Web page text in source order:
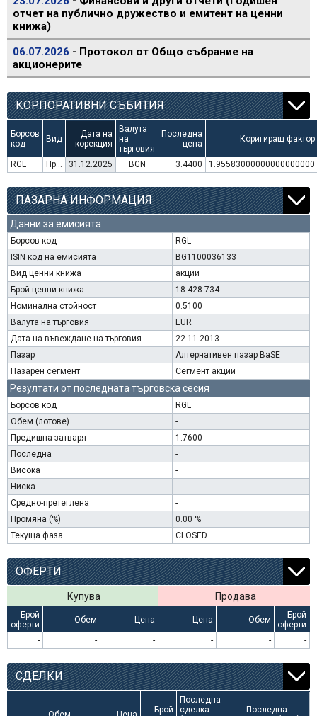
отчет на публично дружество и емитент на ценни
книжа)
06.07.2026 - Протокол от Общо събрание на
акционерите
КОРПОРАТИВНИ СЪБИТИЯ
Борсов
код
Вид
Дата на
корекция
Валута
на
търговия
Последна
цена
Коригиращ фактор
RGL Преминаване към търговия в Евро 31.12.2025 BGN 3.4400 1.95583000000000000000
ПАЗАРНА ИНФОРМАЦИЯ
Данни за емисията
Борсов код
RGL
ISIN код на емисията
BG1100036133
Вид ценни книжа
акции
Брой ценни книжа
18 428 734
Номинална стойност
0.5100
Валута на търговия
EUR
Дата на въвеждане на търговия
22.11.2013
Пазар
Алтернативен пазар BaSE
Пазарен сегмент
Сегмент акции
Резултати от последната търговска сесия
Борсов код
RGL
Обем (лотове)
-
Предишна затваря
1.7600
Последна
-
Висока
-
Ниска
-
Средно-претеглена
-
Промяна (%)
0.00 %
Текуща фаза
CLOSED
ОФЕРТИ
Купува Продава
Брой
оферти
Обем Цена Цена Обем
Брой
оферти
-
- - - - -
СДЕЛКИ
Брой
Последна
сделка
Последна